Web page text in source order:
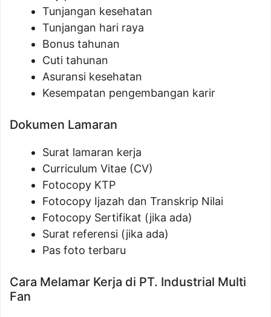
Tunjangan kesehatan
Tunjangan hari raya
Bonus tahunan
Cuti tahunan
Asuransi kesehatan
Kesempatan pengembangan karir
Dokumen Lamaran
Surat lamaran kerja
Curriculum Vitae (CV)
Fotocopy KTP
Fotocopy Ijazah dan Transkrip Nilai
Fotocopy Sertifikat (jika ada)
Surat referensi (jika ada)
Pas foto terbaru
Cara Melamar Kerja di PT. Industrial Multi
Fan